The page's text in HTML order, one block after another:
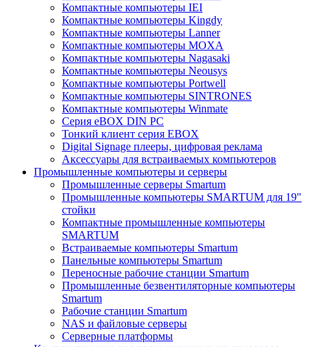
Компактные компьютеры IEI
Компактные компьютеры Kingdy
Компактные компьютеры Lanner
Компактные компьютеры MOXA
Компактные компьютеры Nagasaki
Компактные компьютеры Neousys
Компактные компьютеры Portwell
Компактные компьютеры SINTRONES
Компактные компьютеры Winmate
Серия eBOX DIN PC
Тонкий клиент серия EBOX
Digital Signage плееры, цифровая реклама
Аксессуары для встраиваемых компьютеров
Промышленные компьютеры и серверы
Промышленные серверы Smartum
Промышленные компьютеры SMARTUM для 19"
стойки
Компактные промышленные компьютеры
SMARTUM
Встраиваемые компьютеры Smartum
Панельные компьютеры Smartum
Переносные рабочие станции Smartum
Промышленные безвентиляторные компьютеры
Smartum
Рабочие станции Smartum
NAS и файловые серверы
Серверные платформы